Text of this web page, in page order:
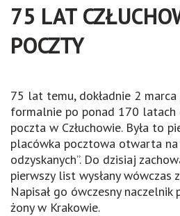
75 LAT
POCZTY
75 lat temu, dokładnie 2
formalnie po ponad 170 latach
poczta w Człuchowie. Była to
placówka pocztowa otwarta na
odzyskanych”. Do dzisiaj
pierwszy list wysłany wówczas
Napisał go ówczesny
żony w Krakowie.